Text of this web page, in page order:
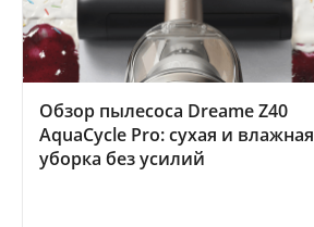
Обзор пылесоса Dreame Z40
AquaCycle Pro: сухая и влажная
уборка без усилий